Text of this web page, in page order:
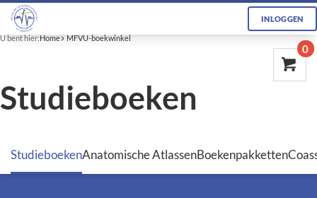
INLOGGEN
U bent hier:Home MFVU-boekwinkel
Studieboeken
0
Anatomische AtlassenBoekenpakketten
Studieboeken